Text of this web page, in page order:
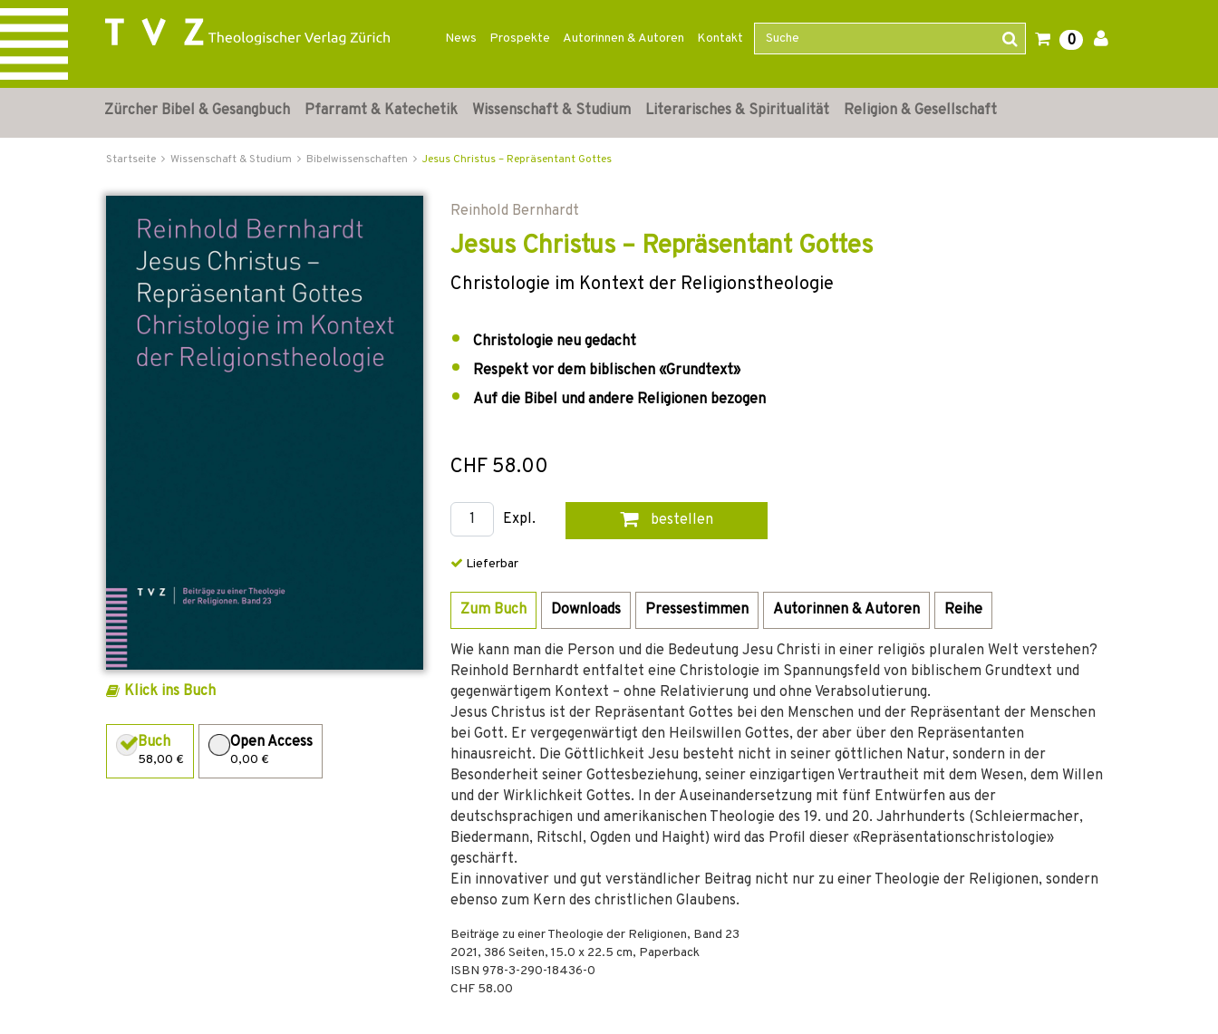
News Prospekte Autorinnen & Autoren Kontakt 0
Zürcher Bibel & Gesangbuch Pfarramt & Katechetik Wissenschaft & Studium Literarisches & Spiritualität Religion & Gesellschaft
Startseite Wissenschaft & Studium Bibelwissenschaften Jesus Christus – Repräsentant Gottes
Klick ins Buch
Buch
58,00 €
Open Access
0,00 €
Reinhold Bernhardt
Jesus Christus – Repräsentant Gottes
Christologie im Kontext der Religionstheologie
Christologie neu gedacht
Respekt vor dem biblischen «Grundtext»
Auf die Bibel und andere Religionen bezogen
CHF 58.00
Expl. bestellen
Lieferbar
Zum Buch Downloads Pressestimmen Autorinnen & Autoren Reihe
Wie kann man die Person und die Bedeutung Jesu Christi in einer religiös pluralen Welt verstehen?
Reinhold Bernhardt entfaltet eine Christologie im Spannungsfeld von biblischem Grundtext und
gegenwärtigem Kontext – ohne Relativierung und ohne Verabsolutierung.
Jesus Christus ist der Repräsentant Gottes bei den Menschen und der Repräsentant der Menschen
bei Gott. Er vergegenwärtigt den Heilswillen Gottes, der aber über den Repräsentanten
hinausreicht. Die Göttlichkeit Jesu besteht nicht in seiner göttlichen Natur, sondern in der
Besonderheit seiner Gottesbeziehung, seiner einzigartigen Vertrautheit mit dem Wesen, dem Willen
und der Wirklichkeit Gottes. In der Auseinandersetzung mit fünf Entwürfen aus der
deutschsprachigen und amerikanischen Theologie des 19. und 20. Jahrhunderts (Schleiermacher,
Biedermann, Ritschl, Ogden und Haight) wird das Profil dieser «Repräsentationschristologie»
geschärft.
Ein innovativer und gut verständlicher Beitrag nicht nur zu einer Theologie der Religionen, sondern
ebenso zum Kern des christlichen Glaubens.
Beiträge zu einer Theologie der Religionen, Band 23
2021, 386 Seiten, 15.0 x 22.5 cm, Paperback
ISBN 978-3-290-18436-0
CHF 58.00